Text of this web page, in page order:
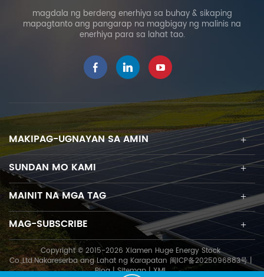
mahusay na pinapabuti
ang support mode ng
power. sistema ng
henerasyon.
magdala ng berdeng enerhiya sa buhay & sikaping
mapagtanto ang pangarap na magbigay ng malinis na
enerhiya para sa lahat tao.
MAKIPAG-UGNAYAN SA AMIN
SUNDAN MO KAMI
MAINIT NA MGA TAG
MAG-SUBSCRIBE
Copyright © 2015-2026 Xiamen Huge Energy Stock
Co.,Ltd.Nakareserba ang Lahat ng Karapatan 闽ICP备2025096883号|
Blog|Sitemap|XML